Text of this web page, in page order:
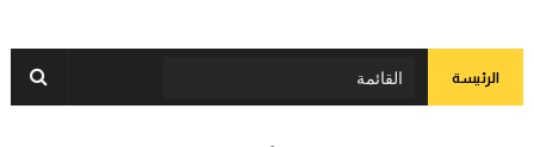
الرئيسة